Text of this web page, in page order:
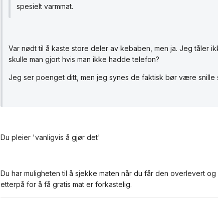
spesielt varmmat.
Var nødt til å kaste store deler av kebaben, men ja. Jeg tåler
skulle man gjort hvis man ikke hadde telefon?
Jeg ser poenget ditt, men jeg synes de faktisk bør være
Du pleier 'vanligvis å gjør det'
Du har muligheten til å sjekke maten når du får den overlevert
etterpå for å få gratis mat er forkastelig.